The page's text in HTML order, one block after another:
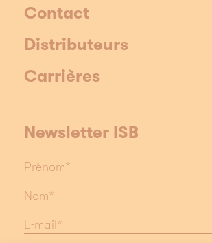
Contact
Distributeurs
Carrières
Newsletter ISB